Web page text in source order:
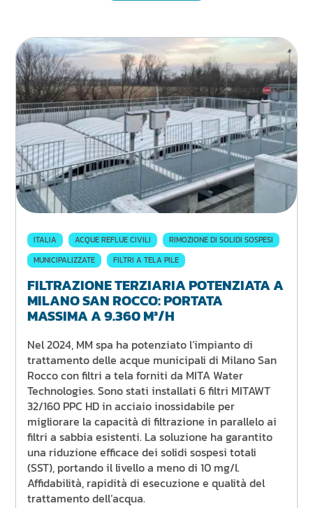
ITALIA ACQUE REFLUE CIVILI
RIMOZIONE DI SOLIDI SOSPESI
MUNICIPALIZZATE
FILTRI A TELA PILE
FILTRAZIONE TERZIARIA POTENZIATA A
MILANO SAN ROCCO: PORTATA
MASSIMA A 9.360 M³/H
Nel 2024, MM spa ha potenziato l’impianto di
trattamento delle acque municipali di Milano San
Rocco con filtri a tela forniti da MITA Water
Technologies. Sono stati installati 6 filtri MITAWT
32/160 PPC HD in acciaio inossidabile per
migliorare la capacità di filtrazione in parallelo ai
filtri a sabbia esistenti. La soluzione ha garantito
una riduzione efficace dei solidi sospesi totali
(SST), portando il livello a meno di 10 mg/l.
Affidabilità, rapidità di esecuzione e qualità del
trattamento dell’acqua.